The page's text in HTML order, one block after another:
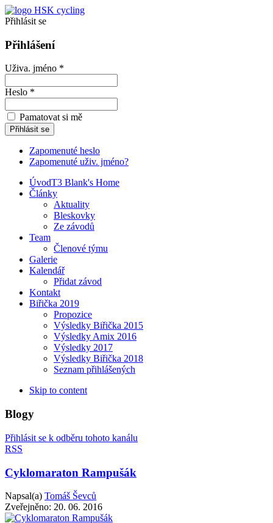
Přihlásit se
Přihlášení
Uživa. jméno *
Heslo *
Pamatovat si mě
Zapomenuté heslo
Zapomenuté uživ. jméno?
ÚvodT3 Blank's Home
Články
Aktuality
Bleskovky
Ze závodů
Team
Členové týmu
Galerie
Kalendář
Přidat závod
Kontakt
Biřička 2019
Propozice
Výsledky Biřička 2015
Výsledky Amix 2016
Výsledky 2017
Výsledky Biřička 2018
Seznam přihlášených
Skip to content
Blogy
Přihlásit se k odběru tohoto kanálu
RSS
Cyklomaraton Rampušák
Napsal(a) Tomáš Ševců
Zveřejněno: 20. 06. 2016